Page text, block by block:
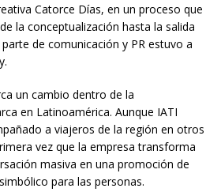
Catorce Días, en un proceso que
la conceptualización hasta la salida
de comunicación y PR estuvo a
un cambio dentro de la
en Latinoamérica. Aunque IATI
a viajeros de la región en otros
vez que la empresa transforma
masiva en una promoción de
para las personas.